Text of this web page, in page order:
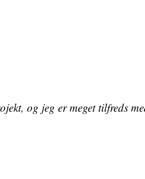
og jeg er meget tilfreds